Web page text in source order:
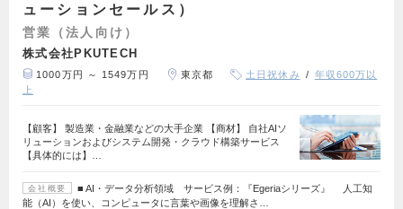
ューションセールス）
営業（法人向け）
株式会社PKUTECH
1000万円 ～ 1549万円 東京都 土日祝休み
年収600万以
上
【顧客】 製造業・金融業などの大手企業 【商材】 自社AIソ
リューションおよびシステム開発・クラウド構築サービス
【具体的には】…
会社概要
■ AI・データ分析領域 サービス例：『Egeriaシリーズ』 人工知
能（AI）を使い、コンピュータに言葉や画像を理解さ…